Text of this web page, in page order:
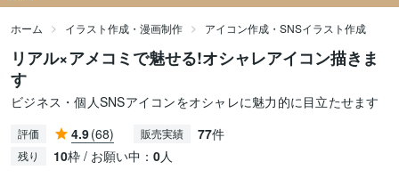
ホーム イラスト作成・漫画制作 アイコン作成・SNSイラスト作成
リアル×アメコミで魅せる!オシャレアイコン描きま
す
ビジネス・個人SNSアイコンをオシャレに魅力的に目立たせます
評価 4.9(68) 販売実績 77件
残り 10枠 / お願い中： 0人